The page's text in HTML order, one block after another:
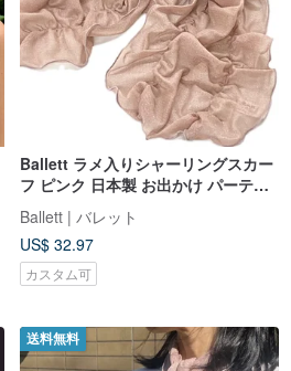
Ballett ラメ入りシャーリングスカー
フ ピンク 日本製 お出かけ パーティ
ー 結婚式 レディース 防寒 日焼け対
策
Ballett | バレット
US$ 32.97
カスタム可
送料無料